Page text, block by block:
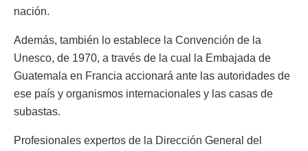
nación.
Además, también lo establece la Convención de la
Unesco, de 1970, a través de la cual la Embajada de
Guatemala en Francia accionará ante las autoridades de
ese país y organismos internacionales y las casas de
subastas.
Profesionales expertos de la Dirección General del